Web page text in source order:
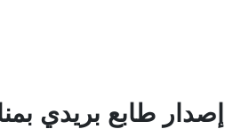
إصدار طابع بريدي